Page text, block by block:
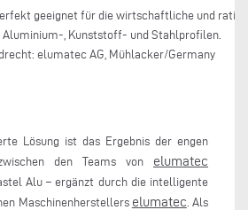
geeignet für die wirtschaftliche und
Aluminium-, Kunststoff- und
elumatec AG, Mühlacker/Germany
Lösung ist das Ergebnis der engen
den Teams von elumatec
Alu – ergänzt durch die intelligente
Maschinenherstellers elumatec . Als